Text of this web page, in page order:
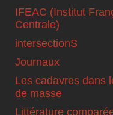
IFEAC (Institut
Centrale)
intersectionS
Journaux
Les cadavres dans
de masse
Littérature